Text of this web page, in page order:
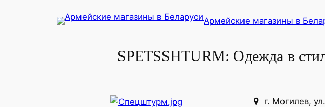
Армейские магазины в
SPETSSHTURM: Одежда в
г. Могилев,